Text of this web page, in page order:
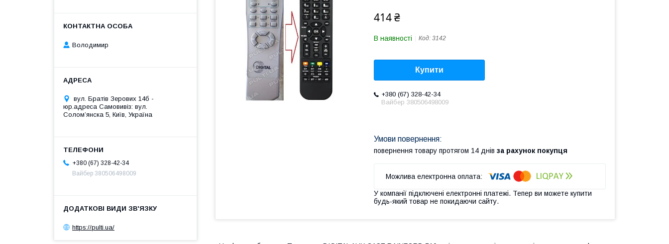
414 ₴
В наявності Код: 3142
Купити
+380 (67) 328-42-34
Вайбер 380506498009
повернення товару протягом 14 днів за рахунок покупця
У компанії підключені електронні платежі. Тепер ви можете купити
будь-який товар не покидаючи сайту.
Володимир
вул. Братів Зерових 14б -
юр.адреса Самовивіз: вул.
Соломʼянска 5, Київ, Україна
+380 (67) 328-42-34
Вайбер 380506498009
https://pulti.ua/